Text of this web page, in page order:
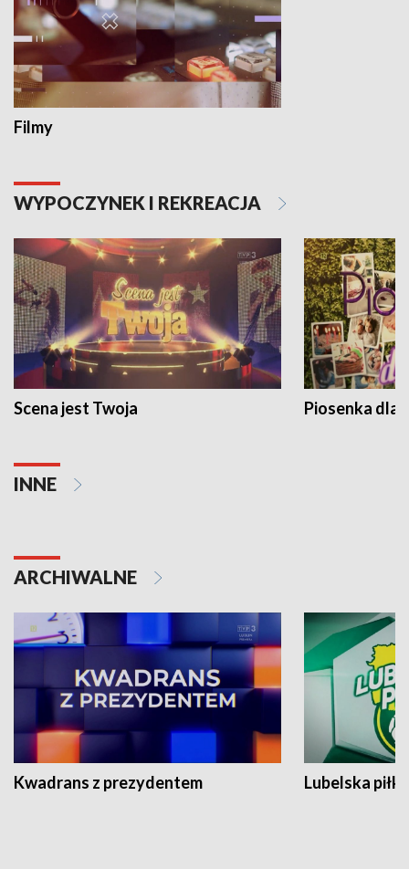
Filmy
WYPOCZYNEK I REKREACJA
Scena jest Twoja Piosenka dla
INNE
ARCHIWALNE
Kwadrans z prezydentem Lubelska piłka